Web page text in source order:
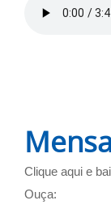
Clique aqui e
Ouça: